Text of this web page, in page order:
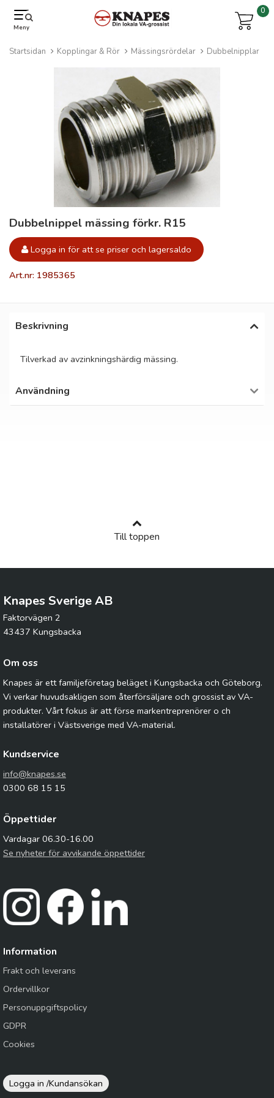
Meny
0
Startsidan Kopplingar & Rör Mässingsrördelar Dubbelnipplar
Dubbelnippel mässing förkr. R15
Logga in för att se priser och lagersaldo
Art.nr: 1985365
Beskrivning
Tilverkad av avzinkningshärdig mässing.
Användning
Till toppen
Knapes Sverige AB
Faktorvägen 2
43437 Kungsbacka
Om oss
Knapes är ett familjeföretag beläget i Kungsbacka och Göteborg.
Vi verkar huvudsakligen som återförsäljare och grossist av VA-
produkter. Vårt fokus är att förse markentreprenörer o ch
installatörer i Västsverige med VA-material.
Kundservice
info@knapes.se
0300 68 15 15
Öppettider
Vardagar 06.30-16.00
Se nyheter för avvikande öppettider
Information
Frakt och leverans
Ordervillkor
Personuppgiftspolicy
GDPR
Cookies
Logga in /Kundansökan